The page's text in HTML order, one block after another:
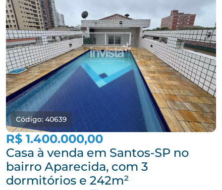
Código: 40639
R$ 1.400.000,00
Casa à venda em Santos-SP no
bairro Aparecida, com 3
dormitórios e 242m²